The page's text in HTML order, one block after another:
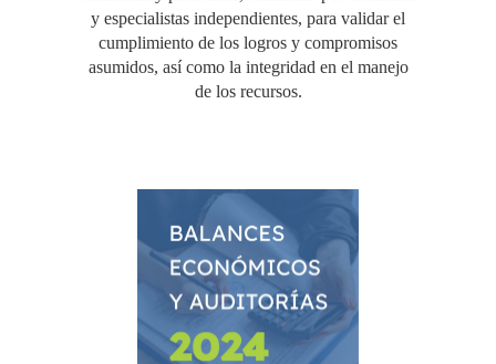
y especialistas independientes, para validar el
cumplimiento de los logros y compromisos
asumidos, así como la integridad en el manejo
de los recursos.